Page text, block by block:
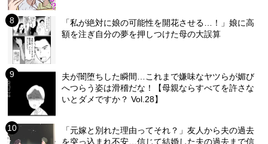
「私が絶対に娘の可能性を開花させる…！」娘に高
額を注ぎ自分の夢を押しつけた母の大誤算
夫が闇堕ちした瞬間…これまで嫌味なヤツらが媚び
へつらう姿は滑稽だな！【母親ならすべてを許さな
いとダメですか？ Vol.28】
「元嫁と別れた理由ってそれ？」友人から夫の過去
を突っ込まれ不安…信じて結婚した夫の過去まで信